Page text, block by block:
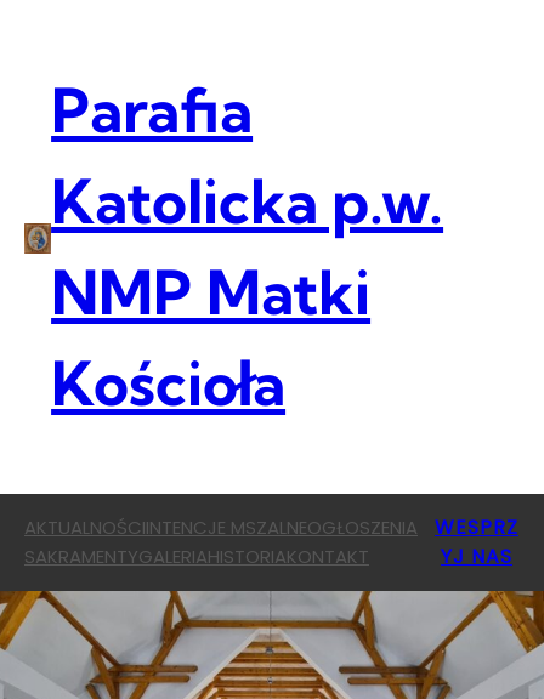
Parafia
Katolicka p.w.
NMP Matki
Kościoła
AKTUALNOŚCIINTENCJE MSZALNEOGŁOSZENIA
SAKRAMENTYGALERIAHISTORIAKONTAKT
WESPRZ
YJ NAS